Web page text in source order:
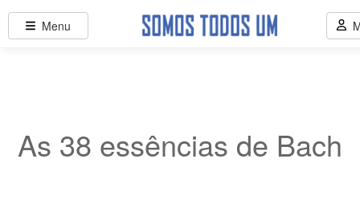
As 38 essências de Bach
Menu